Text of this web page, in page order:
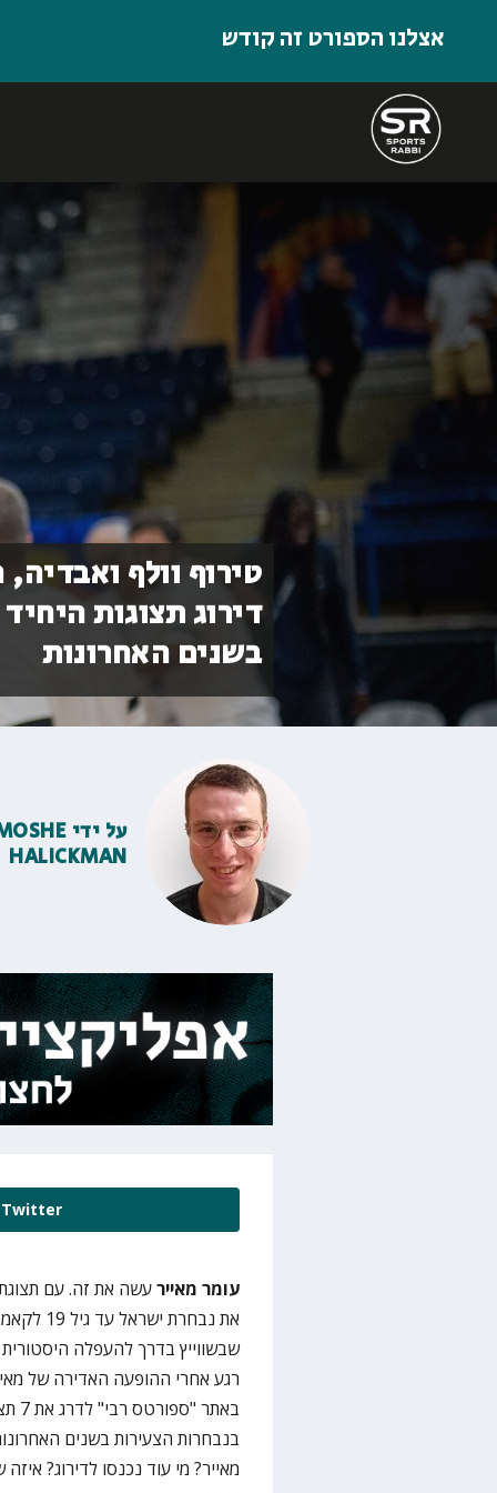
אצלנו הספורט זה קודש
טירוף וולף
דירוג תצוגות
בשנים האחרונות
על ידי
HALICKMAN
Twitter
עומר מאייר
את
רגע אחרי ההופעה האדירה של
מאייר? מי עוד נכנסו לדירוג?